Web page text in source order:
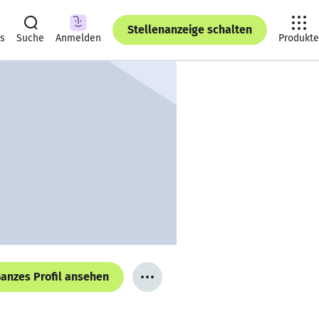
Suche Anmelden
Stellenanzeige schalten
Produkte
Profil ansehen